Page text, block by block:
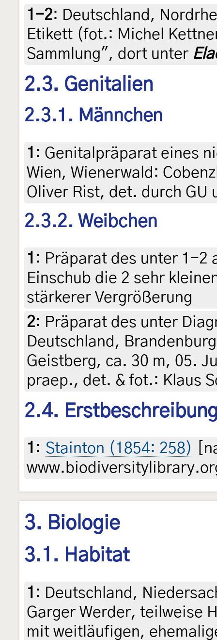
1-2: Deutschland,
Etikett (fot.: Michel
Sammlung", dort unter
2.3. Genitalien
2.3.1. Männchen
1 : Genitalpräparat eines
Wien, Wienerwald:
Oliver Rist, det. durch
2.3.2. Weibchen
1 : Präparat des unter 1-2
Einschub die 2 sehr
stärkerer Vergrößerung
2: Präparat des unter
Deutschland,
Geistberg, ca. 30 m, 05.
praep., det. & fot.: Klaus
2.4.
1 : Stainton (1854: 258)
3. Biologie
3.1. Habitat
1 : Deutschland,
Garger Werder, teilweise
mit weitläufigen,